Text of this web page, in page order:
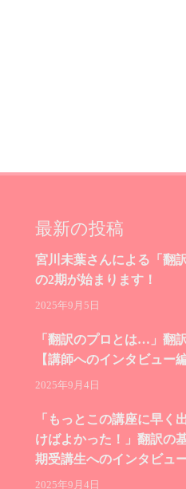
最新の投稿
宮川未葉さんによる「翻
の2期が始まります！
2025年9月5日
「翻訳のプロとは…」翻
【講師へのインタビュー編
2025年9月4日
「もっとこの講座に早く
けばよかった！」翻訳の
期受講生へのインタビュー
2025年9月4日